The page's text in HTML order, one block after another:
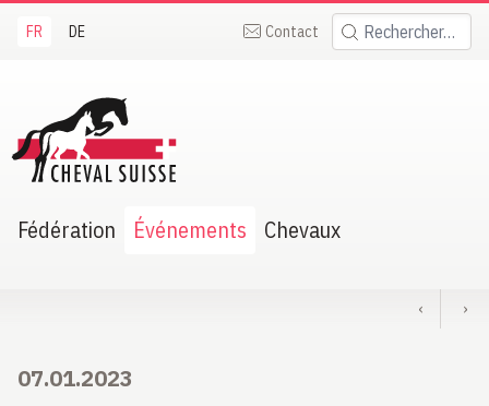
FR DE Contact Rechercher:
Suisse
Fédération Événements Chevaux
‹ ›
07.01.2023